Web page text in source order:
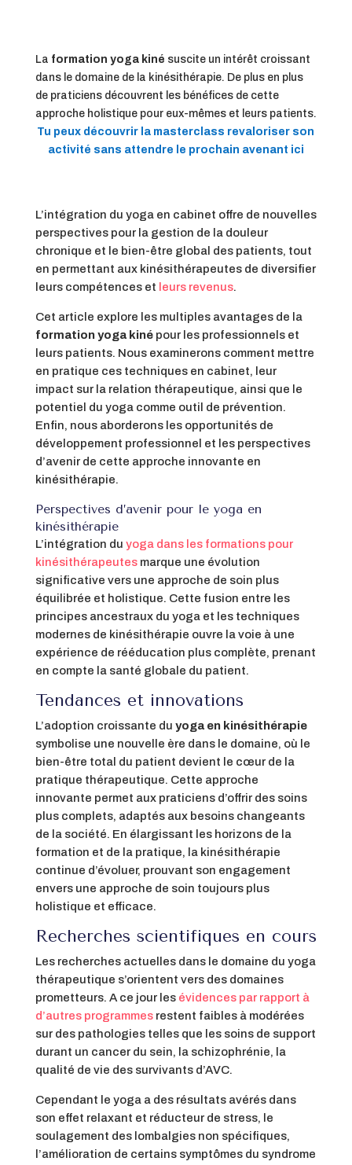
La formation yoga kiné suscite un intérêt croissant
dans le domaine de la kinésithérapie. De plus en plus
de praticiens découvrent les bénéfices de cette
approche holistique pour eux-mêmes et leurs patients.
Tu peux découvrir la masterclass revaloriser son
activité sans attendre le prochain avenant ici
L’intégration du yoga en cabinet offre de nouvelles
perspectives pour la gestion de la douleur
chronique et le bien-être global des patients, tout
en permettant aux kinésithérapeutes de diversifier
leurs compétences et leurs revenus.
Cet article explore les multiples avantages de la
formation yoga kinépour les professionnels et
leurs patients. Nous examinerons comment mettre
en pratique ces techniques en cabinet, leur
impact sur la relation thérapeutique, ainsi que le
potentiel du yoga comme outil de prévention.
Enfin, nous aborderons les opportunités de
développement professionnel et les perspectives
d’avenir de cette approche innovante en
kinésithérapie.
Perspectives d’avenir pour le yoga en
kinésithérapie
L’intégration du yoga dans les formations pour
kinésithérapeutesmarque une évolution
significative vers une approche de soin plus
équilibrée et holistique. Cette fusion entre les
principes ancestraux du yoga et les techniques
modernes de kinésithérapie ouvre la voie à une
expérience de rééducation plus complète, prenant
en compte la santé globale du patient.
Tendances et innovations
L’adoption croissante du yoga en kinésithérapie
symbolise une nouvelle ère dans le domaine, où le
bien-être total du patient devient le cœur de la
pratique thérapeutique. Cette approche
innovante permet aux praticiens d’offrir des soins
plus complets, adaptés aux besoins changeants
de la société. En élargissant les horizons de la
formation et de la pratique, la kinésithérapie
continue d’évoluer, prouvant son engagement
envers une approche de soin toujours plus
holistique et efficace.
Recherches scientifiques en cours
Les recherches actuelles dans le domaine du yoga
thérapeutique s’orientent vers des domaines
prometteurs. A ce jour les évidences par rapport à
d’autres programmes restent faibles à modérées
sur des pathologies telles que les soins de support
durant un cancer du sein, la schizophrénie, la
qualité de vie des survivants d’AVC.
Cependant le yoga a des résultats avérés dans
son effet relaxant et réducteur de stress, le
soulagement des lombalgies non spécifiques,
l’amélioration de certains symptômes du syndrome